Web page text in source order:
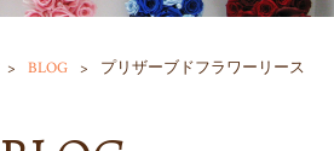
> BLOG > プリザーブドフラワーリース